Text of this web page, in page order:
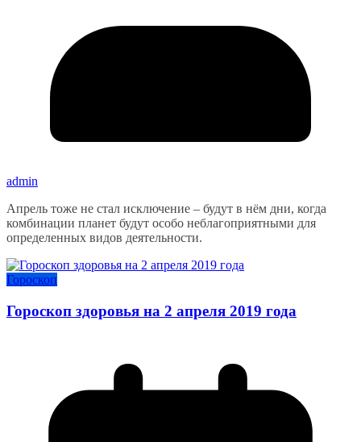
admin
Апрель тоже не стал исключение – будут в нём дни, когда
комбинации планет будут особо неблагоприятными для
определенных видов деятельности.
Гороскоп
Гороскоп здоровья на 2 апреля 2019 года